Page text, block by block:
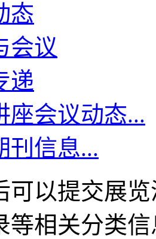
态
会议
递
座会议动态...
刊信息...
可以提交展
等相关分类